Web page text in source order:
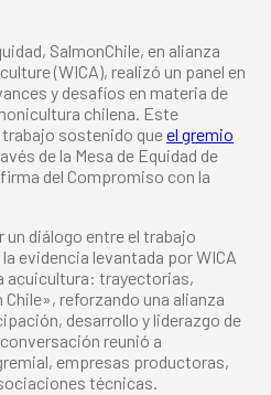
SalmonChile, en alianza
(WICA), realizó un panel en
y desafíos en materia de
chilena. Este
trabajo sostenido queel gremio
de la Mesa de Equidad de
del Compromiso con la
diálogo entre el trabajo
evidencia levantada por WICA
acuicultura: trayectorias,
reforzando una alianza
desarrollo y liderazgo de
reunió a
empresas productoras,
técnicas.